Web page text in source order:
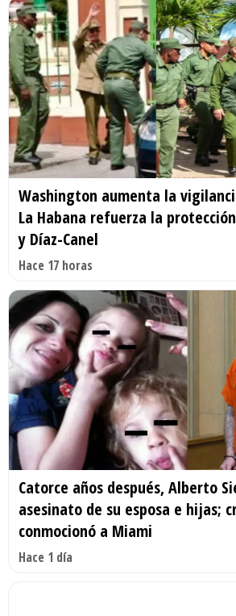
Washington aumenta la
La Habana refuerza la
y Díaz-Canel
Hace 17 horas
Catorce años después, Alberto
asesinato de su esposa e hijas;
conmocionó a Miami
Hace 1 día